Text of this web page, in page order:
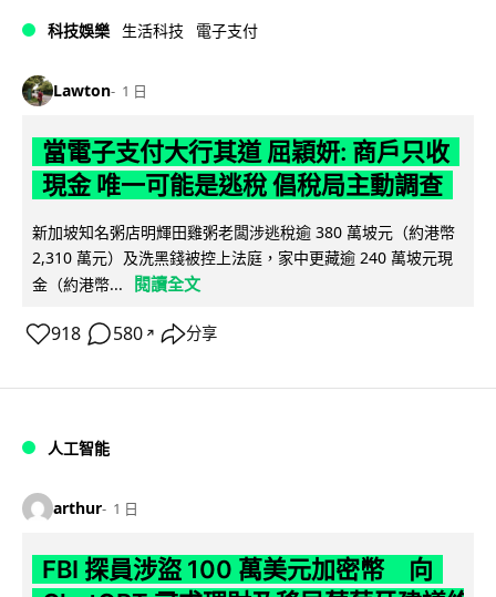
科技娛樂 生活科技 電子支付
Lawton 1 日
當電子支付大行其道 屈穎妍: 商戶只收
現金 唯一可能是逃稅 倡稅局主動調查
新加坡知名粥店明輝田雞粥老闆涉逃稅逾 380 萬坡元（約港幣
2,310 萬元）及洗黑錢被控上法庭，家中更藏逾 240 萬坡元現
金（約港幣...
閱讀全文
918 580 ↗ 分享
人工智能
arthur 1 日
FBI 探員涉盜 100 萬美元加密幣 向